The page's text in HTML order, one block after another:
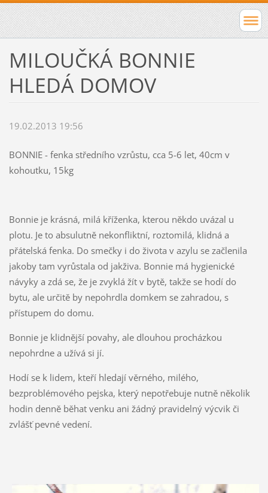
MILOUČKÁ BONNIE
HLEDÁ DOMOV
19.02.2013 19:56
BONNIE - fenka středního vzrůstu, cca 5-6 let, 40cm v
kohoutku, 15kg
Bonnie je krásná, milá kříženka, kterou někdo uvázal u
plotu. Je to absulutně nekonfliktní, roztomilá, klidná a
přátelská fenka. Do smečky i do života v azylu se začlenila
jakoby tam vyrůstala od jakživa. Bonnie má hygienické
návyky a zdá se, že je zvyklá žít v bytě, takže se hodí do
bytu, ale určitě by nepohrdla domkem se zahradou, s
přístupem do domu.
Bonnie je klidnější povahy, ale dlouhou procházkou
nepohrdne a užívá si jí.
Hodí se k lidem, kteří hledají věrného, milého,
bezproblémového pejska, který nepotřebuje nutně několik
hodin denně běhat venku ani žádný pravidelný výcvik či
zvlášť pevné vedení.